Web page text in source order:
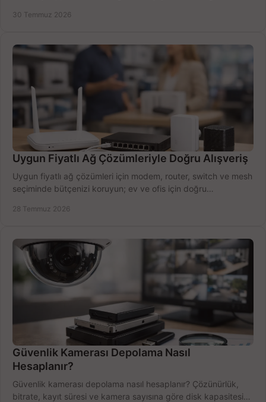
30 Temmuz 2026
Uygun Fiyatlı Ağ Çözümleriyle Doğru Alışveriş
Uygun fiyatlı ağ çözümleri için modem, router, switch ve mesh
seçiminde bütçenizi koruyun; ev ve ofis için doğru
28 Temmuz 2026
Güvenlik Kamerası Depolama Nasıl
Hesaplanır?
Güvenlik kamerası depolama nasıl hesaplanır? Çözünürlük,
bitrate, kayıt süresi ve kamera sayısına göre disk kapasitesini